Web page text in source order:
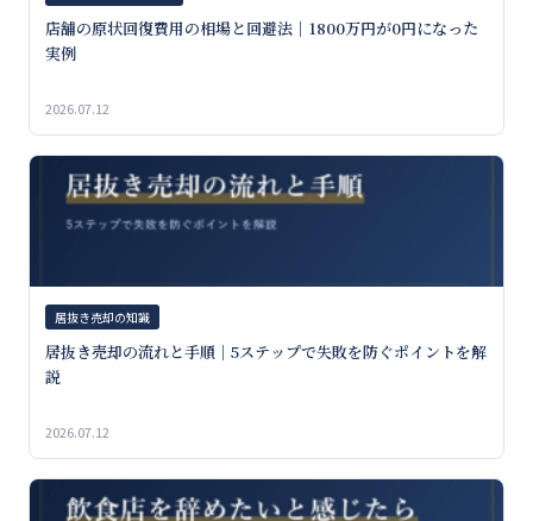
店舗の原状回復費用の相場と回避法｜1800万円が0円になった
実例
2026.07.12
居抜き売却の知識
居抜き売却の流れと手順｜5ステップで失敗を防ぐポイントを解
説
2026.07.12